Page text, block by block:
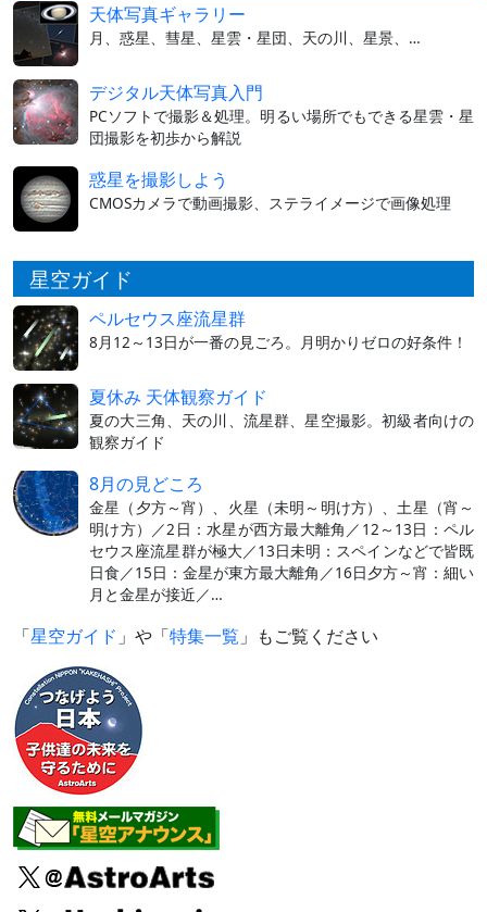
天体写真ギャラリー
月、惑星、彗星、星雲・星団、天の川、星景、…
デジタル天体写真入門
PCソフトで撮影＆処理。明るい場所でもできる星雲・星
団撮影を初歩から解説
惑星を撮影しよう
CMOSカメラで動画撮影、ステライメージで画像処理
星空ガイド
ペルセウス座流星群
8月12～13日が一番の見ごろ。月明かりゼロの好条件！
夏休み 天体観察ガイド
夏の大三角、天の川、流星群、星空撮影。初級者向けの
観察ガイド
8月の見どころ
金星（夕方～宵）、火星（未明～明け方）、土星（宵～
明け方）／2日：水星が西方最大離角／12～13日：ペル
セウス座流星群が極大／13日未明：スペインなどで皆既
日食／15日：金星が東方最大離角／16日夕方～宵：細い
月と金星が接近／…
「星空ガイド 」や「特集一覧 」もご覧ください